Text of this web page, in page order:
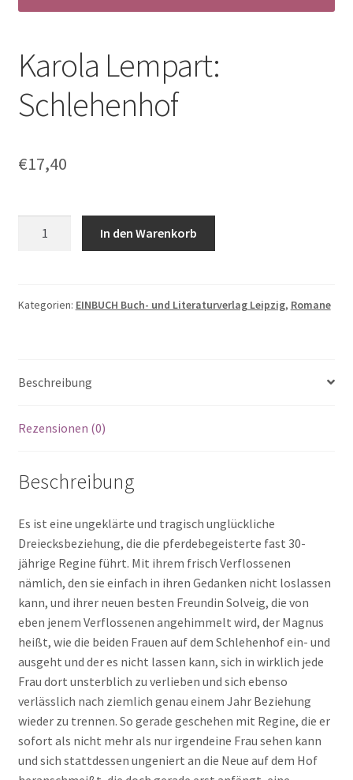
Karola Lempart:
Schlehenhof
€17,40
In den Warenkorb
Kategorien: EINBUCH Buch- und Literaturverlag Leipzig, Romane
Beschreibung
Rezensionen (0)
Beschreibung
Es ist eine ungeklärte und tragisch unglückliche
Dreiecksbeziehung, die die pferdebegeisterte fast 30-
jährige Regine führt. Mit ihrem frisch Verflossenen
nämlich, den sie einfach in ihren Gedanken nicht loslassen
kann, und ihrer neuen besten Freundin Solveig, die von
eben jenem Verflossenen angehimmelt wird, der Magnus
heißt, wie die beiden Frauen auf dem Schlehenhof ein- und
ausgeht und der es nicht lassen kann, sich in wirklich jede
Frau dort unsterblich zu verlieben und sich ebenso
verlässlich nach ziemlich genau einem Jahr Beziehung
wieder zu trennen. So gerade geschehen mit Regine, die er
sofort als nicht mehr als nur irgendeine Frau sehen kann
und sich stattdessen ungeniert an die Neue auf dem Hof